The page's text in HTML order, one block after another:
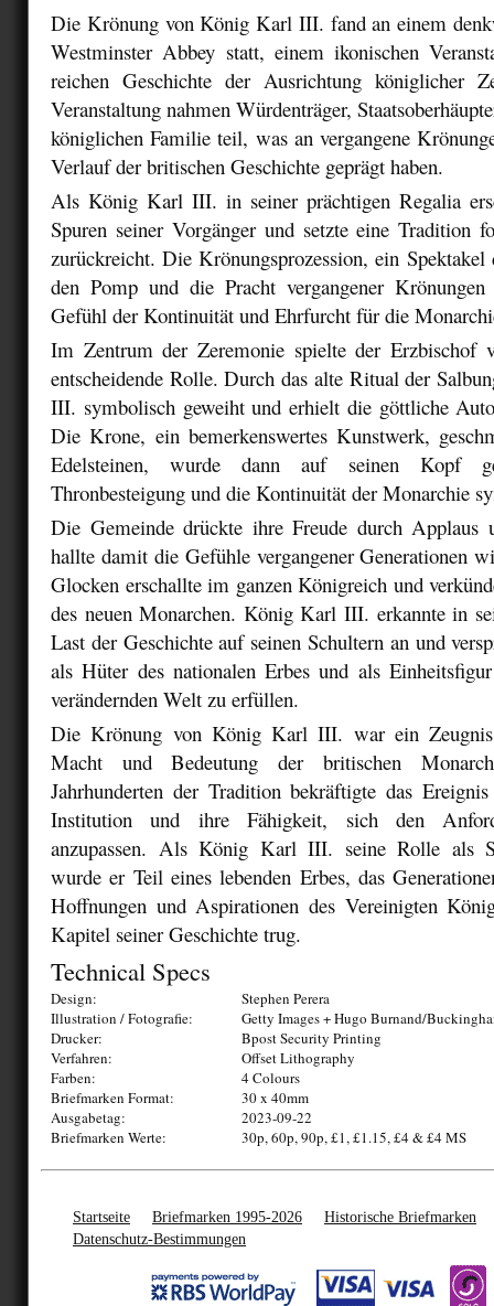
Die Krönung von König Karl III. fand an einem
Westminster Abbey statt, einem ikonischen
reichen Geschichte der Ausrichtung königlicher
Veranstaltung nahmen Würdenträger,
königlichen Familie teil, was an vergangene
Verlauf der britischen Geschichte geprägt haben.
Als König Karl III. in seiner prächtigen Regalia
Spuren seiner Vorgänger und setzte eine Tradition
zurückreicht. Die Krönungsprozession, ein Spektakel
den Pomp und die Pracht vergangener
Gefühl der Kontinuität und Ehrfurcht für die
Im Zentrum der Zeremonie spielte der Erzbischof
entscheidende Rolle. Durch das alte Ritual der
III. symbolisch geweiht und erhielt die göttliche
Die Krone, ein bemerkenswertes Kunstwerk,
Edelsteinen, wurde dann auf seinen Kopf
Thronbesteigung und die Kontinuität der Monarchie
Die Gemeinde drückte ihre Freude durch Applaus
hallte damit die Gefühle vergangener Generationen
Glocken erschallte im ganzen Königreich und
des neuen Monarchen. König Karl III. erkannte in
Last der Geschichte auf seinen Schultern an und
als Hüter des nationalen Erbes und als
verändernden Welt zu erfüllen.
Die Krönung von König Karl III. war ein
Macht und Bedeutung der britischen
Jahrhunderten der Tradition bekräftigte das
Institution und ihre Fähigkeit, sich den
anzupassen. Als König Karl III. seine Rolle als
wurde er Teil eines lebenden Erbes, das
Hoffnungen und Aspirationen des Vereinigten
Kapitel seiner Geschichte trug.
Technical Specs
Design:
Stephen Perera
Illustration / Fotografie:
Getty Images + Hugo Burnand/
Drucker:
Bpost Security Printing
Verfahren:
Offset Lithography
Farben:
4 Colours
Briefmarken Format:
30 x 40mm
Ausgabetag:
2023-09-22
Briefmarken Werte:
30p, 60p, 90p, £1, £1.15, £4 & £4 MS
Startseite Briefmarken 1995-2026
Historische Briefmarken
Datenschutz-Bestimmungen